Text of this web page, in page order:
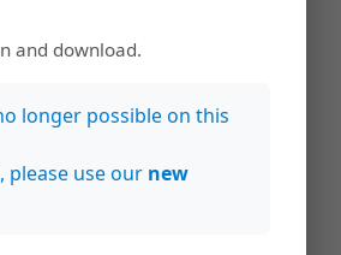
llevado a
and download.
longer possible on this
please use our new